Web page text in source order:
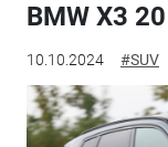
10.10.2024 #SUV
BMW X3